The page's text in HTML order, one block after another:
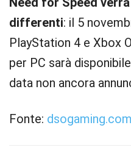
differenti: il 5
PlayStation 4 e Xbox
per PC sarà
data non ancora
Fonte: dsogaming.com